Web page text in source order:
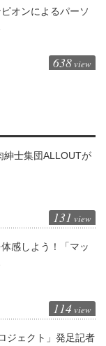
オンによるパーソ
638 view
紳士集団ALLOUTが
131 view
感しよう！「マッ
114 view
ジェクト」発足記者